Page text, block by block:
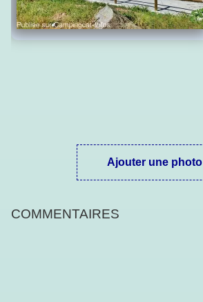
Ajouter une photo
COMMENTAIRES